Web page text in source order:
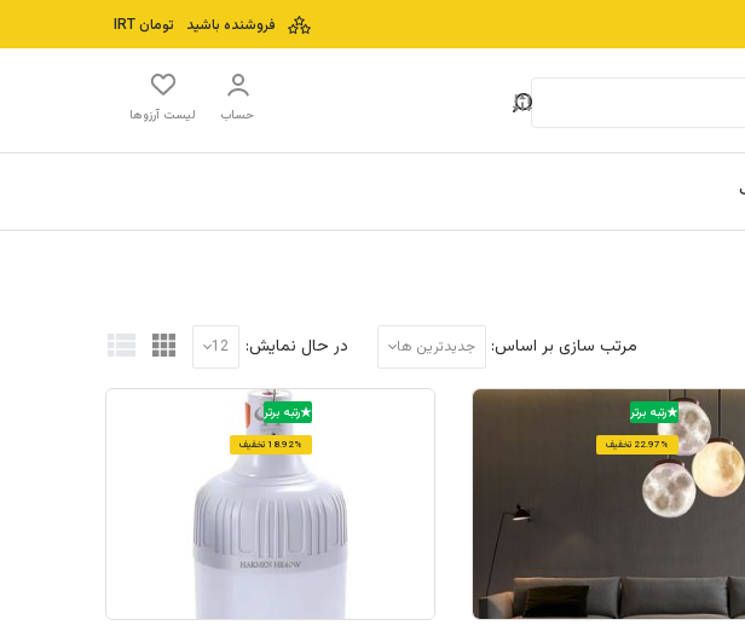
فروشنده باشید تومان
حساب لیست آرزوها
مرتب سازی بر اساس: جدیدترین ها در حال نمایش: 12
رتبه برتر
22.97% تخفیف
رتبه برتر
18.92% تخفیف